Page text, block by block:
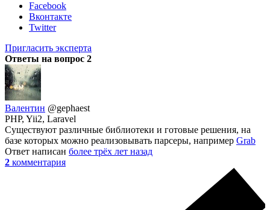
Facebook
Вконтакте
Twitter
Пригласить эксперта
Ответы на вопрос 2
Валентин @gephaest
PHP, Yii2, Laravel
Существуют различные библиотеки и готовые решения, на
базе которых можно реализовывать парсеры, например Grab
Ответ написан более трёх лет назад
2 комментария